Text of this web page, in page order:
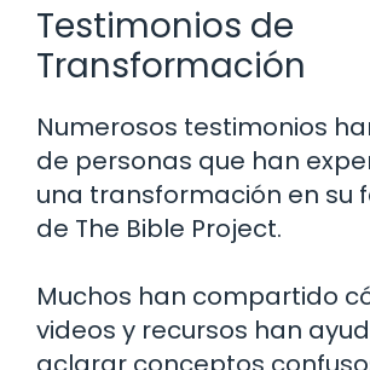
Testimonios de
Transformación
Numerosos testimonios
de personas que han
una transformación en su
de The Bible Project.
Muchos han compartido
videos y recursos han